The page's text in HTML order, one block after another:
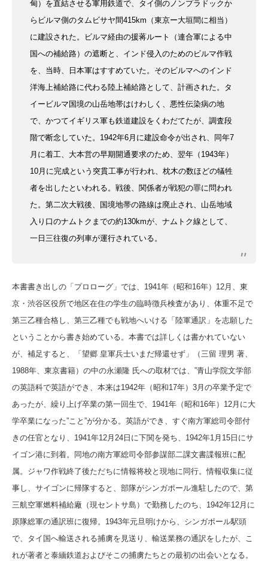
甸）を直結させる軍用鉄道で、タイ側のノンプラドックか
らビルマ側のタムビサヤ間415km（東京ー大垣間に相当）
に建設された。ビルマ経由の援蒋ルート（連合軍による中
国への補給路）の遮断と、インド侵入のためのビルマ作戦
を、当時、日本軍はすすめていた。そのビルマへのインド
洋海上補給路に代わる陸上補給路として、計画された。タ
イービルマ国境の山岳地帯はけわしく、悪性伝染病の地
で、かつてイギリス軍も鉄道建設をくわだてたが、調査段
階で断念していた。1942年6月に建設命令が出され、同年7
月に着工、大本営の早期開通要求のため、翌年（1943年）
10月に完成という突貫工事が行われ、枕木の数ほどの犠牲
者を出したといわれる。戦後、関係者が戦犯の罪に問われ
た。第二次大戦後、国境地帯の路線は廃止され、山岳地域
入り口のナムトクまでの約130kmが、ナムトク線として、
一日三往復の列車が運行されている。
本書書き出しの「プロローグ」では、1941年（昭和16年）12月、東
京・渋谷区役所で地区在住の学生の臨時徴兵検査があり、体重不足で
第三乙種合格し、第三乙種でも戦地へいける「陸軍通訳」を志願した
ということから書き始めている。本書では詳しくは書かれていない
が、補足すると、「望郷 皇軍兵士いまだ帰還せず」（三留 理男 著、
1988年、東京書籍）の中の永瀬隆 氏への取材では、”青山学院文学部
の英語科で英語ができ、本来は1942年（昭和17年）3月の卒業予定で
あったが、繰り上げ卒業の第一回生で、1941年（昭和16年）12月に大
学卒業になった”こと”が分かる。英語ができ、すぐ南方軍総司令部付
きの任官となり、1941年12月24日に下関を発ち、1942年1月15日にサ
イゴン港に到着。同地の南方軍総司令部参謀部二課文書諜報班に配
属。ジャワ作戦終了後ただちに情報将校と現地に同行。情報収集に従
事し、サイゴンに帰隊すると、部隊がシンガポール進駐したので、第
三航空軍燃料補給廠（現セントサ島）で勤務したのち、1942年12月に
原隊総軍の通訳班に復帰。1943年元旦明けから、シンガポール駅頭
で、タイ国へ輸送される捕虜を見送り、輸送業務の通訳をしたが、こ
れが著者と泰緬鉄道およびそこの捕虜たちとの最初の出会いとなる。